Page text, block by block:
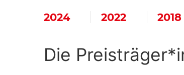
2024 2022 2018
Die